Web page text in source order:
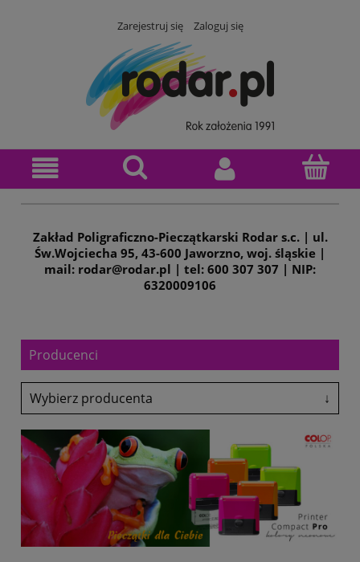
Zarejestruj się Zaloguj się
Zakład Poligraficzno-Pieczątkarski Rodar s.c. | ul.
Św.Wojciecha 95, 43-600 Jaworzno, woj. śląskie |
mail: rodar@rodar.pl | tel: 600 307 307 | NIP:
6320009106
Producenci
Wybierz producenta ↓
Antalis
Avery-Zweckform
Black Point
Canon
Coloris
Denix
drekker